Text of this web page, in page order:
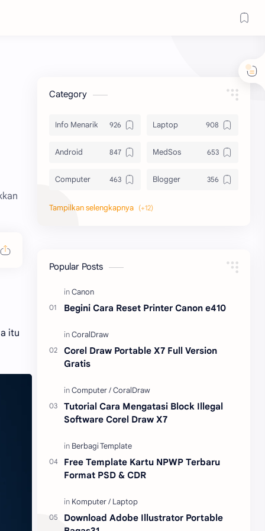
itu
Category
Info Menarik Laptop
Android MedSos
Computer Blogger
Komputer Info Software
Canon
CoralDraw
Popular Posts
Begini Cara Reset Printer Canon e410
Corel Draw Portable X7 Full Version
Gratis
Tutorial Cara Mengatasi Block Illegal
Software Corel Draw X7
Free Template Kartu NPWP Terbaru
Format PSD & CDR
Download Adobe Illustrator Portable